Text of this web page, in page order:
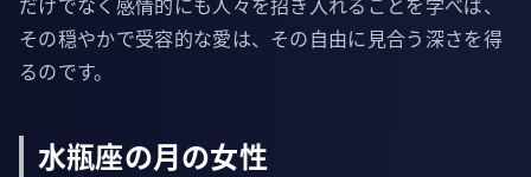
だけでなく感情的にも人々を招き入れることを学べば、
その穏やかで受容的な愛は、その自由に見合う深さを得
るのです。
水瓶座の月の女性